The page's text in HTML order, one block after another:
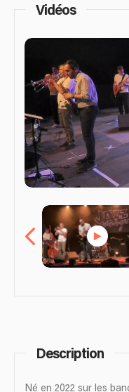
Vidéos
Description
Né en 2022 sur les